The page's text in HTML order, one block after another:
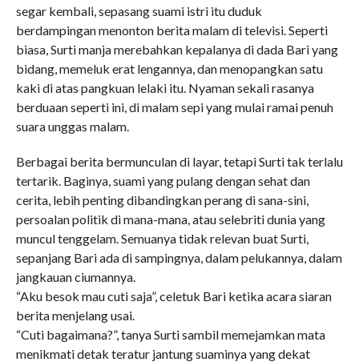
segar kembali, sepasang suami istri itu duduk
berdampingan menonton berita malam di televisi. Seperti
biasa, Surti manja merebahkan kepalanya di dada Bari yang
bidang, memeluk erat lengannya, dan menopangkan satu
kaki di atas pangkuan lelaki itu. Nyaman sekali rasanya
berduaan seperti ini, di malam sepi yang mulai ramai penuh
suara unggas malam.
Berbagai berita bermunculan di layar, tetapi Surti tak terlalu
tertarik. Baginya, suami yang pulang dengan sehat dan
cerita, lebih penting dibandingkan perang di sana-sini,
persoalan politik di mana-mana, atau selebriti dunia yang
muncul tenggelam. Semuanya tidak relevan buat Surti,
sepanjang Bari ada di sampingnya, dalam pelukannya, dalam
jangkauan ciumannya.
“Aku besok mau cuti saja”, celetuk Bari ketika acara siaran
berita menjelang usai.
“Cuti bagaimana?”, tanya Surti sambil memejamkan mata
menikmati detak teratur jantung suaminya yang dekat